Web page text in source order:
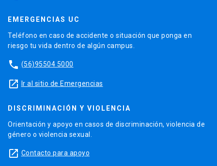
EMERGENCIAS UC
Teléfono en caso de accidente o situación que ponga en
riesgo tu vida dentro de algún campus.
phone (56)95504 5000
launch Ir al sitio de Emergencias
DISCRIMINACIÓN Y VIOLENCIA
Orientación y apoyo en casos de discriminación, violencia de
género o violencia sexual.
launch Contacto para apoyo